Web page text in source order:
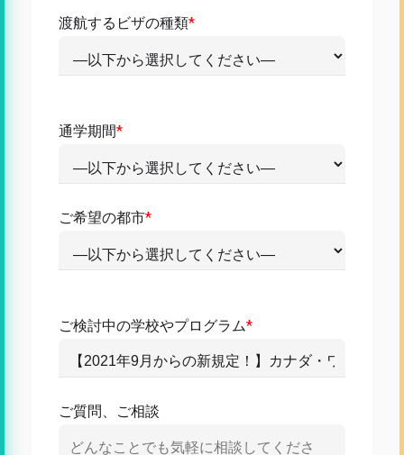
渡航するビザの種類*
通学期間*
ご希望の都市*
ご検討中の学校やプログラム*
ご質問、ご相談